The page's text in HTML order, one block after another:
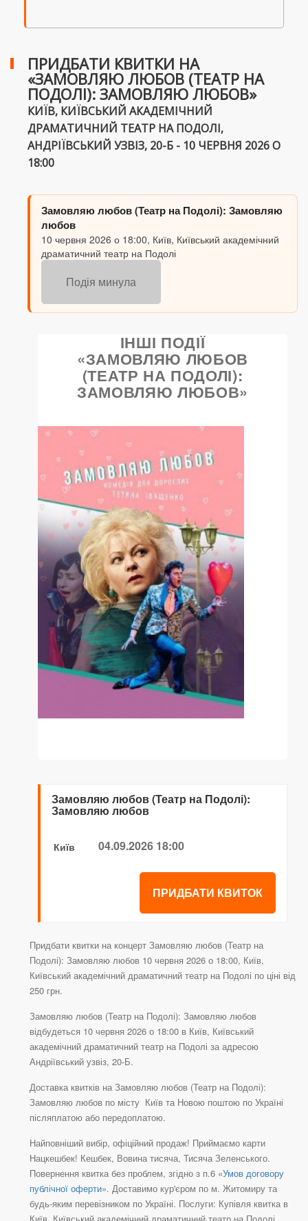
ПРИДБАТИ КВИТКИ НА
«ЗАМОВЛЯЮ ЛЮБОВ (ТЕАТР НА
ПОДОЛІ): ЗАМОВЛЯЮ ЛЮБОВ»
КИЇВ, КИЇВСЬКИЙ АКАДЕМІЧНИЙ
ДРАМАТИЧНИЙ ТЕАТР НА ПОДОЛІ,
АНДРІЇВСЬКИЙ УЗВІЗ, 20-Б - 10 ЧЕРВНЯ 2026 О
18:00
Замовляю любов (Театр на Подолі): Замовляю
любов
10 червня 2026 о 18:00, Київ, Київський академічний
драматичний театр на Подолі
Подія минула
ІНШІ ПОДІЇ
«ЗАМОВЛЯЮ ЛЮБОВ
(ТЕАТР НА ПОДОЛІ):
ЗАМОВЛЯЮ ЛЮБОВ»
Замовляю любов (Театр на Подолі):
Замовляю любов
Київ 04.09.2026 18:00
ПРИДБАТИ КВИТОК
Придбати квитки на концерт Замовляю любов (Театр на
Подолі): Замовляю любов 10 червня 2026 о 18:00, Київ,
Київський академічний драматичний театр на Подолі по ціні від
250 грн.
Замовляю любов (Театр на Подолі): Замовляю любов
відбудеться 10 червня 2026 о 18:00 в Київ, Київський
академічний драматичний театр на Подолі за адресою
Андріївський узвіз, 20-Б.
Доставка квитків на Замовляю любов (Театр на Подолі):
Замовляю любов по місту Київ та Новою поштою по Україні
післяплатою або передоплатою.
Найповніший вибір, офіційний продаж! Приймаємо карти
Нацкешбек! Кешбек, Вовина тисяча, Тисяча Зеленського.
Повернення квитка без проблем, згідно з п.6 «Умов договору
публічної оферти». Доставимо кур'єром по м. Житомиру та
будь-яким перевізником по Україні. Послуги: Купівля квитка в